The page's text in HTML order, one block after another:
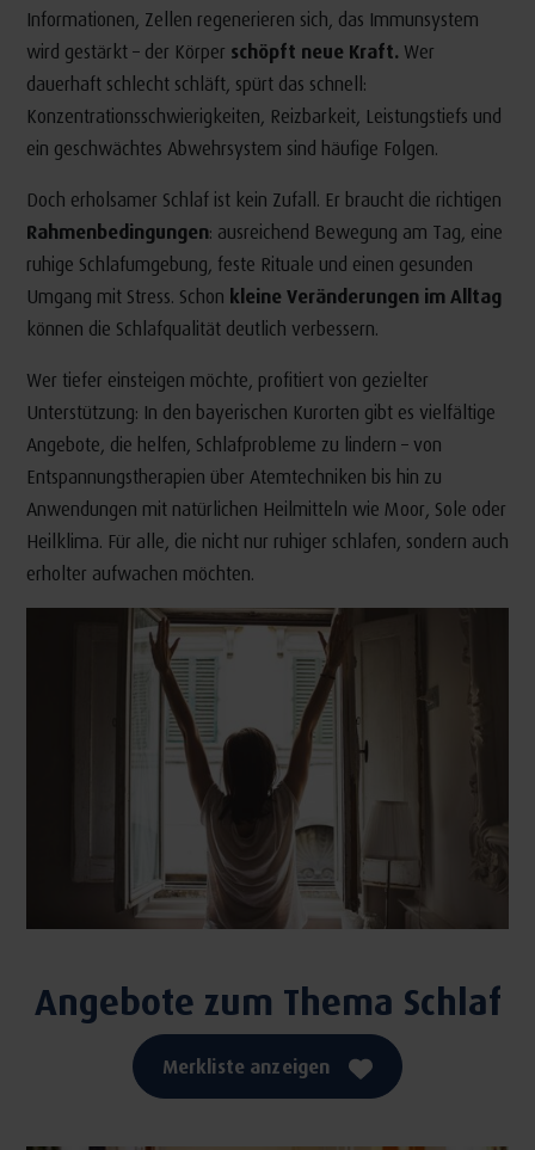
Informationen, Zellen regenerieren sich, das Immunsystem
wird gestärkt – der Körper schöpft neue Kraft. Wer
dauerhaft schlecht schläft, spürt das schnell:
Konzentrationsschwierigkeiten, Reizbarkeit, Leistungstiefs und
ein geschwächtes Abwehrsystem sind häufige Folgen.
Doch erholsamer Schlaf ist kein Zufall. Er braucht die richtigen
Rahmenbedingungen: ausreichend Bewegung am Tag, eine
ruhige Schlafumgebung, feste Rituale und einen gesunden
Umgang mit Stress. Schon kleine Veränderungen im Alltag
können die Schlafqualität deutlich verbessern.
Wer tiefer einsteigen möchte, profitiert von gezielter
Unterstützung: In den bayerischen Kurorten gibt es vielfältige
Angebote, die helfen, Schlafprobleme zu lindern – von
Entspannungstherapien über Atemtechniken bis hin zu
Anwendungen mit natürlichen Heilmitteln wie Moor, Sole oder
Heilklima. Für alle, die nicht nur ruhiger schlafen, sondern auch
erholter aufwachen möchten.
Angebote zum Thema Schlaf
Merkliste anzeigen